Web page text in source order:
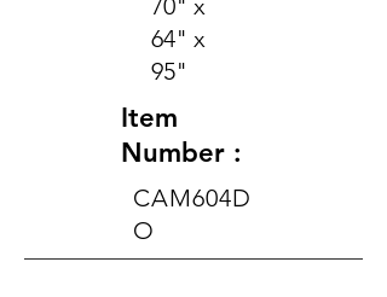
64" x
95"
Item
Number :
CAM604D
O